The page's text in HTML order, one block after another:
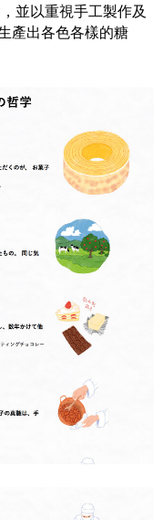
並以重視手工製作及
產出各色各樣的糖